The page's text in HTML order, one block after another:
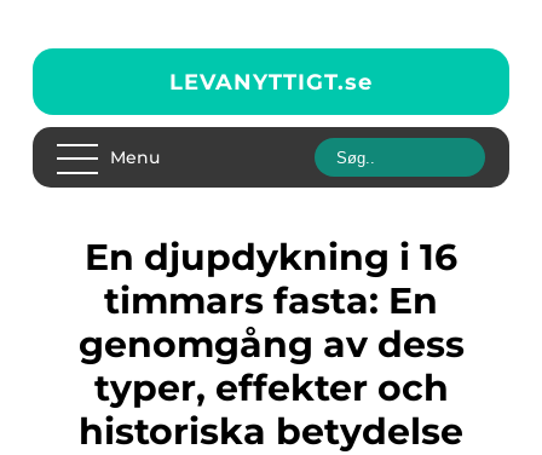
LEVANYTTIGT.se
Menu
En djupdykning i 16
timmars fasta: En
genomgång av dess
typer, effekter och
historiska betydelse